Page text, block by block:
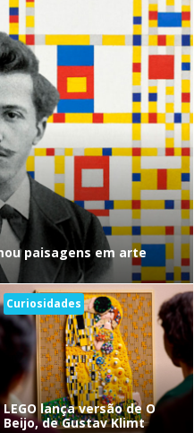
paisagens em arte
Curiosidades
LEGO lança versão de O
Beijo, de Gustav Klimt